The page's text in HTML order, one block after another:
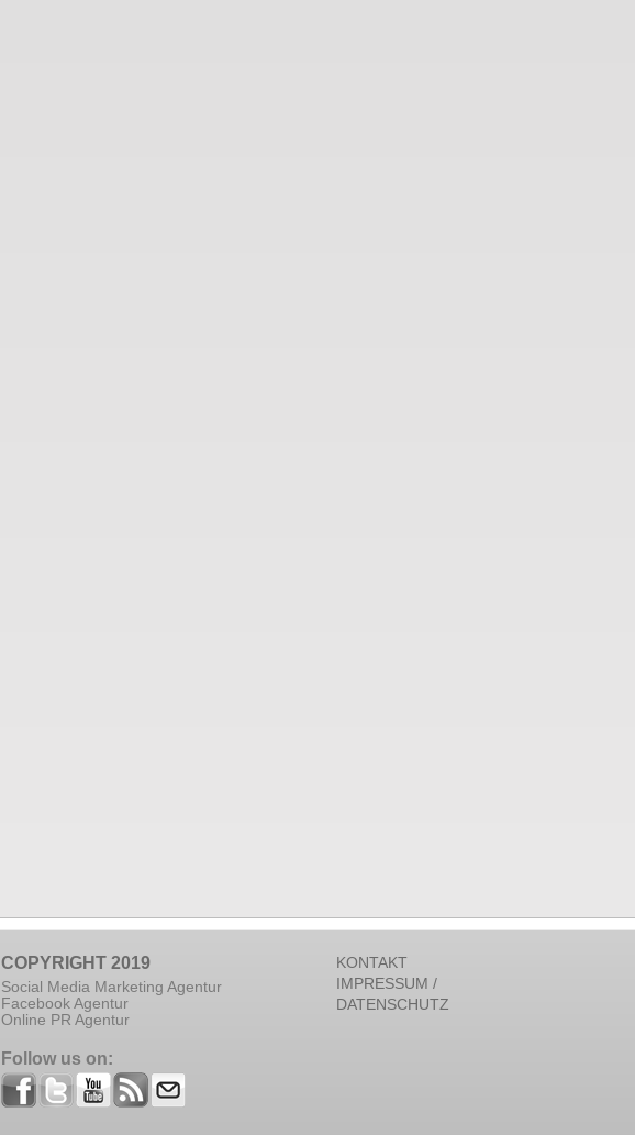
COPYRIGHT 2019
Social Media Marketing Agentur
Facebook Agentur
Online PR Agentur
Follow us on:
KONTAKT
IMPRESSUM /
DATENSCHUTZ